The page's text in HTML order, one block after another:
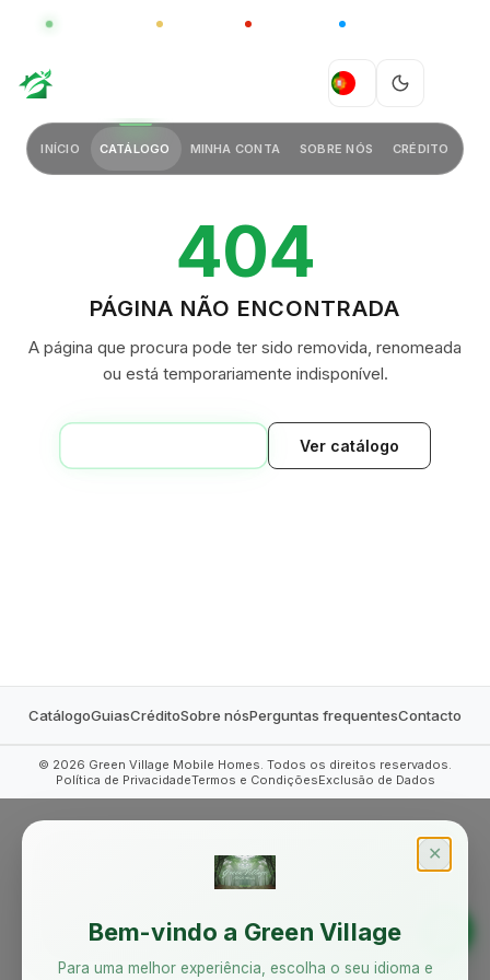
GLOBAL CHINA
PT
INÍCIO CATÁLOGO MINHA CONTA SOBRE NÓS CRÉDITO
404
PÁGINA NÃO ENCONTRADA
A página que procura pode ter sido removida, renomeada
ou está temporariamente indisponível.
Ver catálogo
CatálogoGuiasCréditoSobre nósPerguntas frequentesContacto
© 2026 Green Village Mobile Homes. Todos os direitos reservados.
Política de PrivacidadeTermos e CondiçõesExclusão de Dados
✕
Bem-vindo a Green Village
Para uma melhor experiência, escolha o seu idioma e